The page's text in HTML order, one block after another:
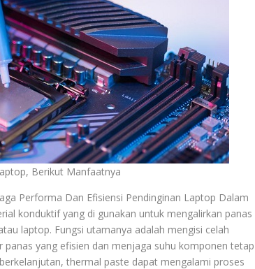
Berikut Manfaatnya
Performa Dan Efisiensi Pendinginan Laptop Dalam
konduktif yang di gunakan untuk mengalirkan panas
laptop. Fungsi utamanya adalah mengisi celah
yang efisien dan menjaga suhu komponen tetap
thermal paste dapat mengalami proses